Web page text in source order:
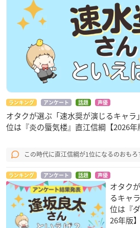
ランキング アンケート 話題 声優
オタクが選ぶ「速水奨が演じるキャラ
位は『炎の蜃気楼』直江信綱【2026年
この時代に直江信綱が1位になるのおも
ランキング アンケート 話題 声優
オタク
るキャ
位は『
26年版】